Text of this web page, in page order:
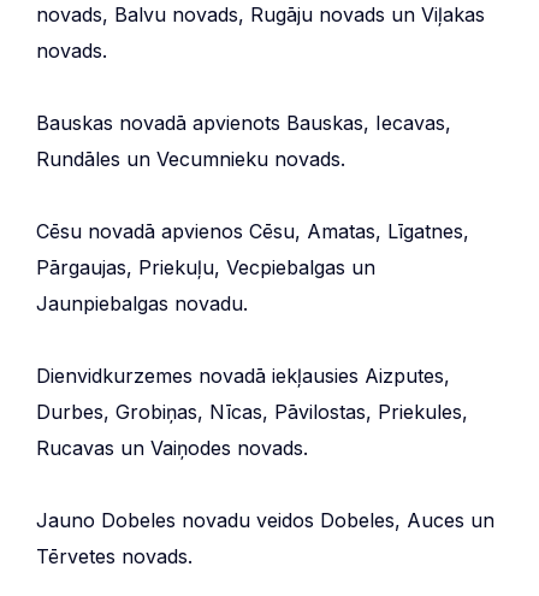
novads, Balvu novads, Rugāju novads un Viļakas
novads.
Bauskas novadā apvienots Bauskas, Iecavas,
Rundāles un Vecumnieku novads.
Cēsu novadā apvienos Cēsu, Amatas, Līgatnes,
Pārgaujas, Priekuļu, Vecpiebalgas un
Jaunpiebalgas novadu.
Dienvidkurzemes novadā iekļausies Aizputes,
Durbes, Grobiņas, Nīcas, Pāvilostas, Priekules,
Rucavas un Vaiņodes novads.
Jauno Dobeles novadu veidos Dobeles, Auces un
Tērvetes novads.